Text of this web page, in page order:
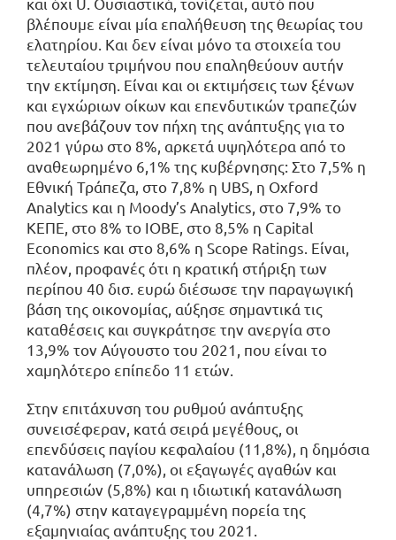
βλέπουμε είναι μία επαλήθευση της θεωρίας του
ελατηρίου. Και δεν είναι μόνο τα στοιχεία του
τελευταίου τριμήνου που επαληθεύουν αυτήν
την εκτίμηση. Είναι και οι εκτιμήσεις των ξένων
και εγχώριων οίκων και επενδυτικών τραπεζών
που ανεβάζουν τον πήχη της ανάπτυξης για το
2021 γύρω στο 8%, αρκετά υψηλότερα από το
αναθεωρημένο 6,1% της κυβέρνησης: Στο 7,5% η
Εθνική Τράπεζα, στο 7,8% η UBS, η Oxford
Analytics και η Moody’s Analytics, στο 7,9% το
ΚΕΠΕ, στο 8% το ΙΟΒΕ, στο 8,5% η Capital
Economics και στο 8,6% η Scope Ratings. Είναι,
πλέον, προφανές ότι η κρατική στήριξη των
περίπου 40 δισ. ευρώ διέσωσε την παραγωγική
βάση της οικονομίας, αύξησε σημαντικά τις
καταθέσεις και συγκράτησε την ανεργία στο
13,9% τον Αύγουστο του 2021, που είναι το
χαμηλότερο επίπεδο 11 ετών.
Στην επιτάχυνση του ρυθμού ανάπτυξης
συνεισέφεραν, κατά σειρά μεγέθους, οι
επενδύσεις παγίου κεφαλαίου (11,8%), η δημόσια
κατανάλωση (7,0%), οι εξαγωγές αγαθών και
υπηρεσιών (5,8%) και η ιδιωτική κατανάλωση
(4,7%) στην καταγεγραμμένη πορεία της
εξαμηνιαίας ανάπτυξης του 2021.